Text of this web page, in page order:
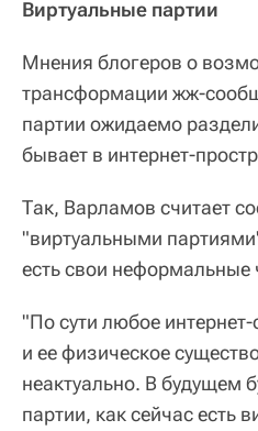
Виртуальные партии
Мнения блогеров о
трансформации жж-
партии ожидаемо
бывает в интернет-
Так, Варламов считает
"виртуальными
есть свои неформальные
"По сути любое
и ее физическое
неактуально. В будущем
партии, как сейчас есть